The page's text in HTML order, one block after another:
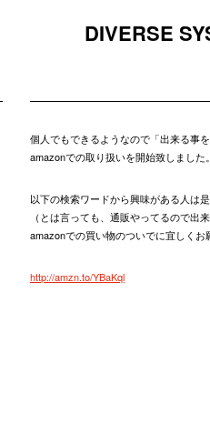
DIVERSE
個人でもできるようなので「出来る事
amazonでの取り扱いを開始致しました
以下の検索ワードから興味がある人は
（とは言っても、通販やってるので出
amazonでの買い物のついでに宜しくお
http://amzn.to/YBaKql